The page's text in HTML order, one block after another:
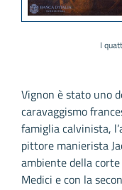
I
Vignon è stato uno
caravaggismo
famiglia calvinista,
pittore manierista
ambiente della corte
Medici e con la